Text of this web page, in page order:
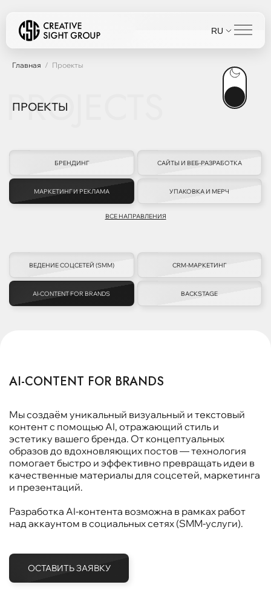
RU
Главная Проекты
ПРОЕКТЫ
PROJECTS
БРЕНДИНГ САЙТЫ И ВЕБ-РАЗРАБОТКА
МАРКЕТИНГ И РЕКЛАМА УПАКОВКА И МЕРЧ
ВСЕ НАПРАВЛЕНИЯ
ВЕДЕНИЕ СОЦСЕТЕЙ (SMM) CRM-МАРКЕТИНГ
AI-CONTENT FOR BRANDS BACKSTAGE
AI-CONTENT FOR BRANDS
Мы создаём уникальный визуальный и текстовый
контент с помощью AI, отражающий стиль и
эстетику вашего бренда. От концептуальных
образов до вдохновляющих постов — технология
помогает быстро и эффективно превращать идеи в
качественные материалы для соцсетей, маркетинга
и презентаций.
Разработка AI-контента возможна в рамках работ
над аккаунтом в социальных сетях (SMM-услуги).
ОСТАВИТЬ ЗАЯВКУ